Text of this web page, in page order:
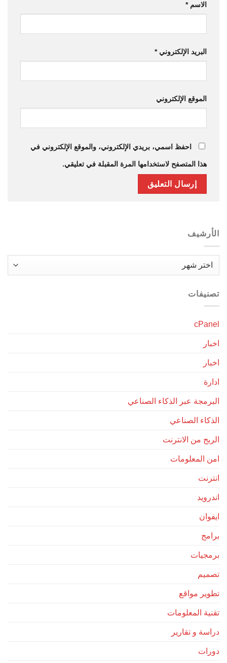
الاسم*
البريد الإلكتروني*
الموقع الإلكتروني
احفظ اسمي، بريدي الإلكتروني، والموقع الإلكتروني في
هذا المتصفح لاستخدامها المرة المقبلة في تعليقي.
الأرشيف
الأرشيف
تصنيفات
cPanel
اخبار
اخبار
ادارة
البرمجة عبر الذكاء الصناعي
الذكاء الصناعي
الربح من الانترنت
امن المعلومات
انترنت
اندرويد
ايفوان
برامج
برمجيات
تصميم
تطوير مواقع
تقنية المعلومات
دراسة و تقارير
دورات